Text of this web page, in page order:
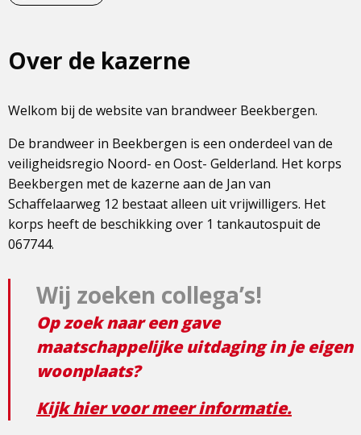
Over de kazerne
Welkom bij de website van brandweer Beekbergen.
De brandweer in Beekbergen is een onderdeel van de
veiligheidsregio Noord- en Oost- Gelderland. Het korps
Beekbergen met de kazerne aan de Jan van
Schaffelaarweg 12 bestaat alleen uit vrijwilligers. Het
korps heeft de beschikking over 1 tankautospuit de
067744.
Wij zoeken collega’s!
Op zoek naar een gave
maatschappelijke uitdaging in je eigen
woonplaats?
Kijk hier voor meer informatie.